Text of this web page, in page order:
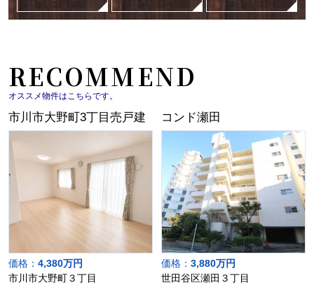
RECOMMEND
オススメ物件はこちらです。
市川市大野町3丁目売戸建
価格： 4,380万円
市川市大野町３丁目
コンド瀬田
価格： 3,880万円
世田谷区瀬田３丁目